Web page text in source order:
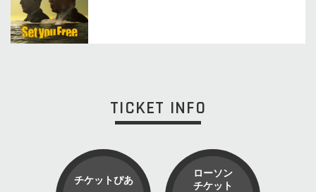
TICKET INFO
チケットぴあ
ローソン
チケット